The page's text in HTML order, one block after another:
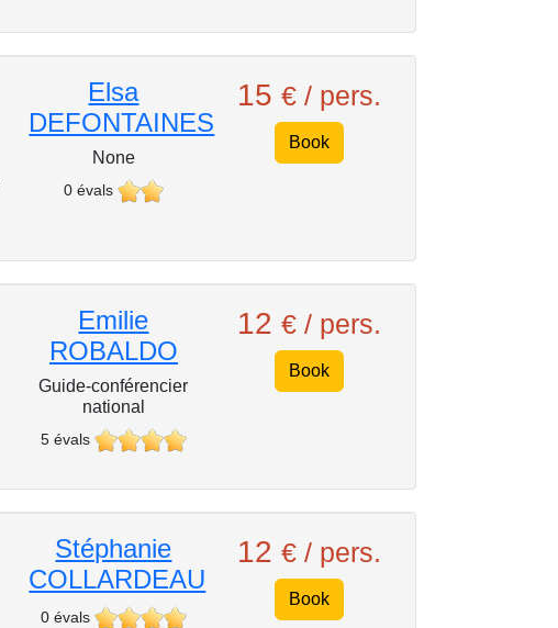
Elsa
DEFONTAINES
None
0 évals
15€ / pers.
Book
Emilie
ROBALDO
Guide-conférencier
national
5 évals
12€ / pers.
Book
Stéphanie
COLLARDEAU
0 évals
12€ / pers.
Book